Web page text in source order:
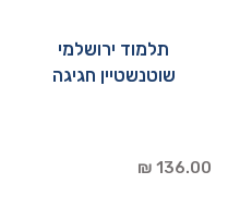
תלמוד ירושלמי
שוטנשטיין חגיגה
136.00 ₪